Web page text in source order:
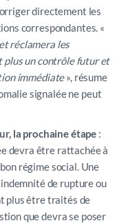
directement les
correspondantes. «
réclamera les
plus un contrôle futur et
immédiate», résume
signalée ne peut
la prochaine étape :
devra être rattachée à
régime social. Une
de rupture ou
plus être traités de
que devra se poser